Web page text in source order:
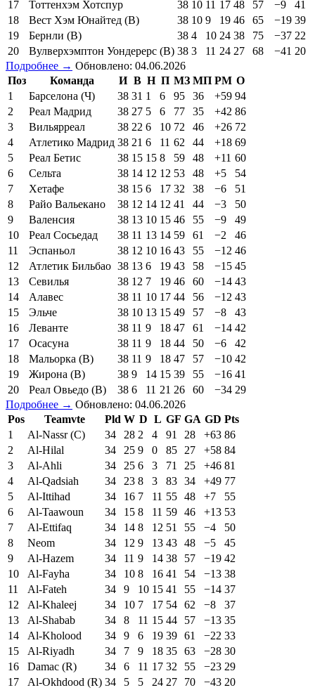
17 Тоттенхэм Хотспур 38 10 11 17 48 57 −9
41
18
Вест Хэм Юнайтед (В) 38 10 9 19 46 65 −19 39
19
Бернли (В) 38 4 10 24 38 75 −37 22
20
Вулверхэмптон Уондерерс (В) 38 3 11 24 27 68 −41 20
Подробнее → Обновлено: 04.06.2026
Поз
Команда И В Н П МЗ МП РМ О
1
Барселона (Ч) 38 31 1 6 95 36 +59 94
2
Реал Мадрид 38 27 5 6 77 35 +42 86
3
Вильярреал 38 22 6 10 72 46 +26 72
4
Атлетико Мадрид 38 21 6 11 62 44 +18 69
5
Реал Бетис 38 15 15 8 59 48 +11 60
6
Сельта 38 14 12 12 53 48 +5
54
7
Хетафе 38 15 6 17 32 38 −6
51
8
Райо Вальекано 38 12 14 12 41 44 −3
50
9
Валенсия 38 13 10 15 46 55 −9
49
10
Реал Сосьедад 38 11 13 14 59 61 −2
46
11
Эспаньол 38 12 10 16 43 55 −12 46
12
Атлетик Бильбао 38 13 6 19 43 58 −15 45
13
Севилья 38 12 7 19 46 60 −14 43
14
Алавес 38 11 10 17 44 56 −12 43
15
Эльче 38 10 13 15 49 57 −8
43
16
Леванте 38 11 9 18 47 61 −14 42
17
Осасуна 38 11 9 18 44 50 −6
42
18
Мальорка (В) 38 11 9 18 47 57 −10 42
19
Жирона (В) 38 9 14 15 39 55 −16 41
20
Реал Овьедо (В) 38 6 11 21 26 60 −34 29
Подробнее → Обновлено: 04.06.2026
Pos
Teamvte Pld W D L GF GA GD Pts
1
Al-Nassr (C) 34 28 2 4 91 28 +63 86
2
Al-Hilal 34 25 9 0 85 27 +58 84
3
Al-Ahli 34 25 6 3 71 25 +46 81
4
Al-Qadsiah 34 23 8 3 83 34 +49 77
5
Al-Ittihad 34 16 7 11 55 48 +7
55
6
Al-Taawoun 34 15 8 11 59 46 +13 53
7
Al-Ettifaq 34 14 8 12 51 55 −4
50
8
Neom 34 12 9 13 43 48 −5
45
9
Al-Hazem 34 11 9 14 38 57 −19 42
10
Al-Fayha 34 10 8 16 41 54 −13 38
11
Al-Fateh 34 9 10 15 41 55 −14 37
12
Al-Khaleej 34 10 7 17 54 62 −8
37
13
Al-Shabab 34 8 11 15 44 57 −13 35
14
Al-Kholood 34 9 6 19 39 61 −22 33
15
Al-Riyadh 34 7 9 18 35 63 −28 30
16
Damac (R) 34 6 11 17 32 55 −23 29
17
Al-Okhdood (R) 34 5 5 24 27 70 −43 20